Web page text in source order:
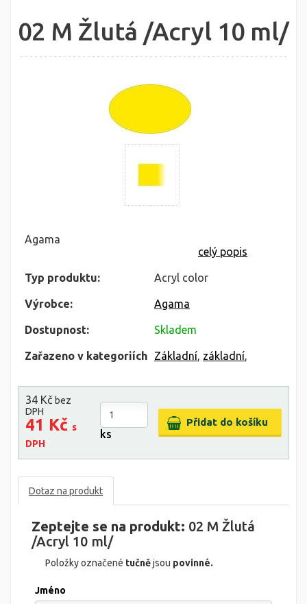
02 M Žlutá /Acryl 10 ml/
Agama
celý popis
Typ produktu: Acryl color
Výrobce: Agama
Dostupnost: Skladem
Zařazeno v kategoriích Základní, základní,
34 Kč bez
DPH
41 Kč s
DPH
ks
Dotaz na produkt
Zeptejte se na produkt: 02 M Žlutá
/Acryl 10 ml/
Položky označené tučnějsou povinné.
Jméno